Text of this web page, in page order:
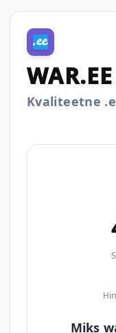
WAR.EE
Kvaliteetne
Miks